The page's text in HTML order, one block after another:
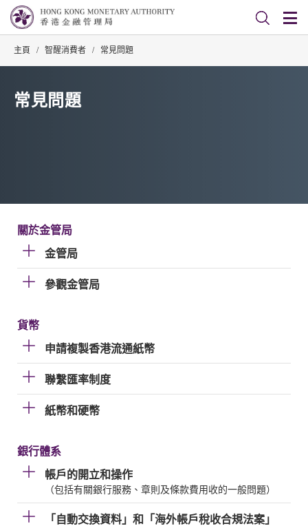
主頁 / 智醒消費者 / 常見問題
常見問題
關於金管局
金管局
參觀金管局
貨幣
申請複製香港流通紙幣
聯繫匯率制度
紙幣和硬幣
銀行體系
帳戶的開立和操作
（包括有關銀行服務、章則及條款費用收的一般問題）
「自動交換資料」和「海外帳戶稅收合規法案」